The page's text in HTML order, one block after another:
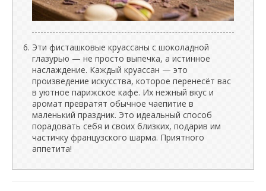
Эти фисташковые круассаны с шоколадной
глазурью — не просто выпечка, а истинное
наслаждение. Каждый круассан — это
произведение искусства, которое перенесёт вас
в уютное парижское кафе. Их нежный вкус и
аромат превратят обычное чаепитие в
маленький праздник. Это идеальный способ
порадовать себя и своих близких, подарив им
частичку французского шарма. Приятного
аппетита!